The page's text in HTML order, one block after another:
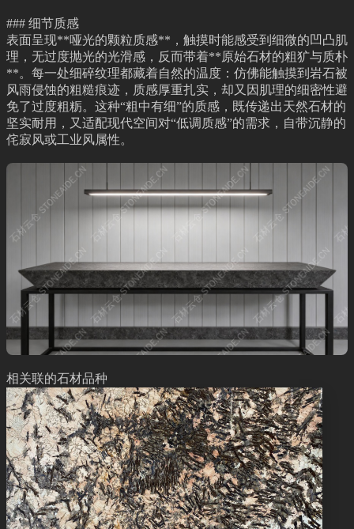
### 细节质感
表面呈现**哑光的颗粒质感**，触摸时能感受到细微的凹凸肌
理，无过度抛光的光滑感，反而带着**原始石材的粗犷与质朴
**。每一处细碎纹理都藏着自然的温度：仿佛能触摸到岩石被
风雨侵蚀的粗糙痕迹，质感厚重扎实，却又因肌理的细密性避
免了过度粗粝。这种“粗中有细”的质感，既传递出天然石材的
坚实耐用，又适配现代空间对“低调质感”的需求，自带沉静的
侘寂风或工业风属性。
相关联的石材品种